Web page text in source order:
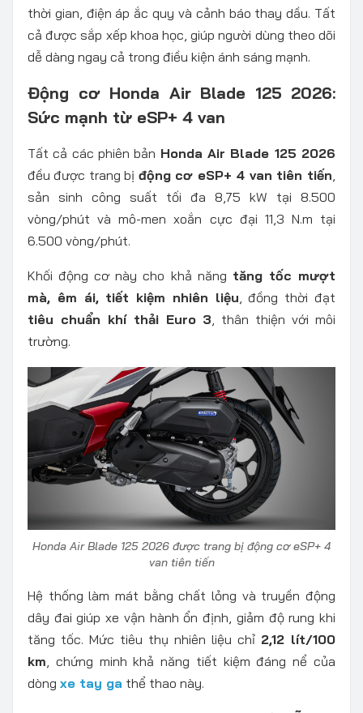
thời gian, điện áp ắc quy và cảnh báo thay dầu. Tất
cả được sắp xếp khoa học, giúp người dùng theo dõi
dễ dàng ngay cả trong điều kiện ánh sáng mạnh.
Động cơ Honda Air Blade 125 2026:
Sức mạnh từ eSP+ 4 van
Tất cả các phiên bản Honda Air Blade 125 2026
đều được trang bị động cơ eSP+ 4 van tiên tiến
sản sinh công suất tối đa 8,75 kW tại 8.500
vòng/phút và mô-men xoắn cực đại 11,3 N.m tại
6.500 vòng/phút.
Khối động cơ này cho khả năng tăng tốc mượt
mà, êm ái, tiết kiệm nhiên liệu , đồng thời đạt
tiêu chuẩn khí thải Euro 3 , thân thiện với môi
trường.
Honda Air Blade 125 2026 được trang bị động cơ eSP+ 4
van tiên tiến
Hệ thống làm mát bằng chất lỏng và truyền động
dây đai giúp xe vận hành ổn định, giảm độ rung khi
tăng tốc. Mức tiêu thụ nhiên liệu chỉ 2,12 lít/100
km, chứng minh khả năng tiết kiệm đáng nể của
dòng xe tay ga thể thao này.